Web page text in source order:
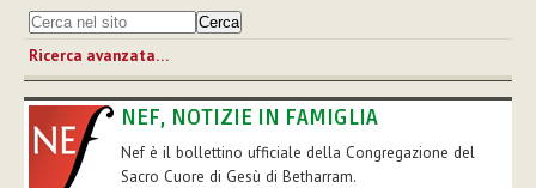
Ricerca avanzata…
NEF, NOTIZIE IN FAMIGLIA
Nef è il bollettino ufficiale della Congregazione del
Sacro Cuore di Gesù di Betharram.